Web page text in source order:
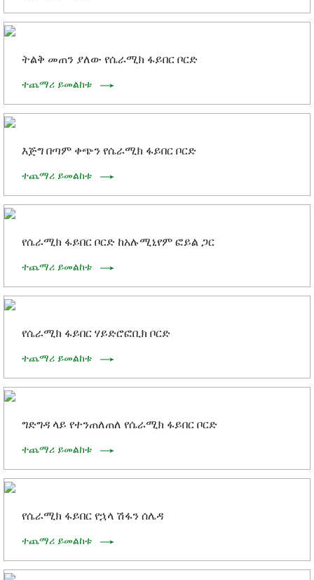
ትልቅ መጠን ያለው የሴራሚክ ፋይበር ቦርድ
ተጨማሪ ይመልከቱ
እጅግ በጣም ቀጭን የሴራሚክ ፋይበር ቦርድ
ተጨማሪ ይመልከቱ
የሴራሚክ ፋይበር ቦርድ ከአሉሚኒየም ፎይል ጋር
ተጨማሪ ይመልከቱ
የሴራሚክ ፋይበር ሃይድሮፎቢክ ቦርድ
ተጨማሪ ይመልከቱ
ግድግዳ ላይ የተንጠለጠለ የሴራሚክ ፋይበር ቦርድ
ተጨማሪ ይመልከቱ
የሴራሚክ ፋይበር የኋላ ሽፋን ሰሌዳ
ተጨማሪ ይመልከቱ